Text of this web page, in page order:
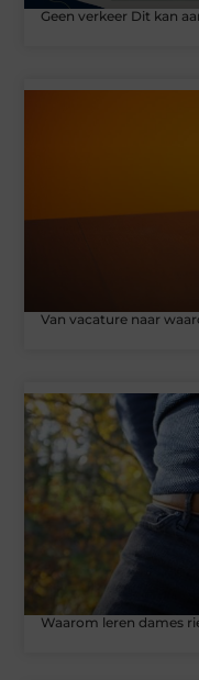
Geen verkeer Dit kan
Van vacature naar
Waarom leren dames